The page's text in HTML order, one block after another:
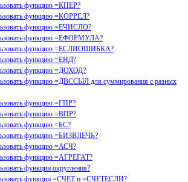
функцию =КПЕР?
функцию =КОРРЕЛ?
функцию =ЕЧИСЛО?
функцию =ЕФОРМУЛА?
функцию =ЕСЛИОШИБКА?
функцию =ЕНД?
функцию =ДОХОД?
функцию =ДВССЫЛ для суммирования с разных
функцию =ГПР?
функцию =ВПР?
функцию =БС?
функцию =БИЗВЛЕЧЬ?
функцию =АСЧ?
функцию =АГРЕГАТ?
функции округления?
функции =СЧЕТ и =СЧЕТЕСЛИ?